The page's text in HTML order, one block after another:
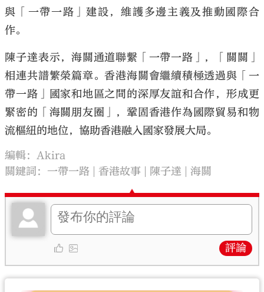
與「一帶一路」建設，維護多邊主義及推動國際合
作。
陳子達表示，海關通道聯繫「一帶一路」，「關關」
相連共譜繁榮篇章。香港海關會繼續積極透過與「一
帶一路」國家和地區之間的深厚友誼和合作，形成更
緊密的「海關朋友圈」，鞏固香港作為國際貿易和物
流樞紐的地位，協助香港融入國家發展大局。
編輯：Akira
關鍵詞： 一帶一路 香港故事 陳子達 海關
評論